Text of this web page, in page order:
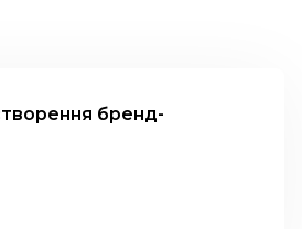
бренд-